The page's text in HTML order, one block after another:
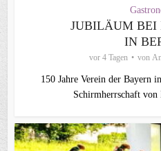
JUBILÄUM BEI
IN
vor 4 Tagen von
150 Jahre Verein der Bayern
Schirmherrschaft